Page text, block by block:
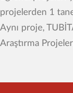
projelerden 1
Aynı proje,
Araştırma